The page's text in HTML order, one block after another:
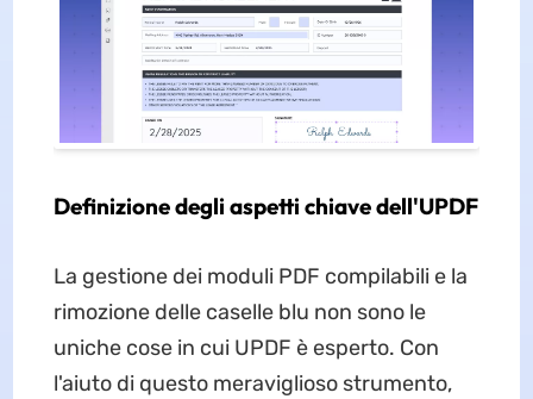
Definizione degli aspetti chiave dell'UPDF
La gestione dei moduli PDF compilabili e la
rimozione delle caselle blu non sono le
uniche cose in cui UPDF è esperto. Con
l'aiuto di questo meraviglioso strumento,